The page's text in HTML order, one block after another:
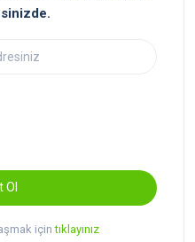
Ol
içintıklayınız